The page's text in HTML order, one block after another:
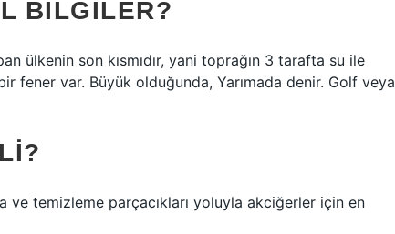
BILGILER?
ülkenin son kısmıdır, yani toprağın 3 tarafta su ile
fener var. Büyük olduğunda, Yarımada denir. Golf veya
ve temizleme parçacıkları yoluyla akciğerler için en